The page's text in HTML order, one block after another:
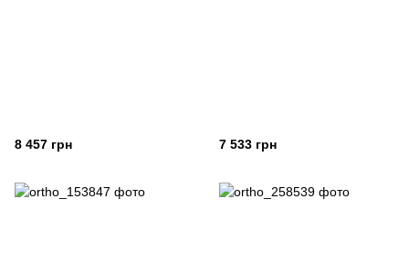
8 457 грн 7 533 грн